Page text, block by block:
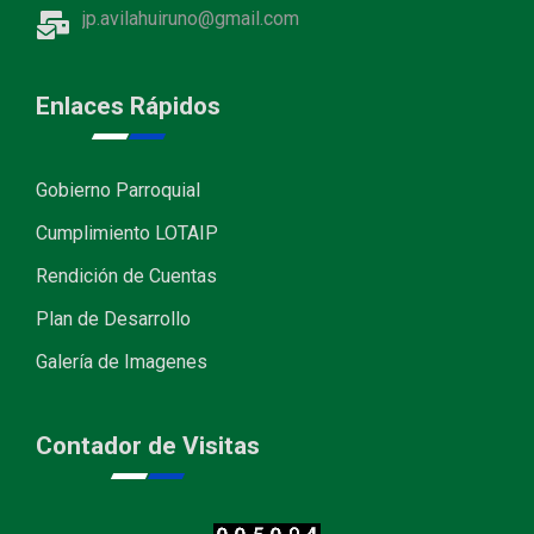
jp.avilahuiruno@gmail.com
Enlaces Rápidos
Gobierno Parroquial
Cumplimiento LOTAIP
Rendición de Cuentas
Plan de Desarrollo
Galería de Imagenes
Contador de Visitas